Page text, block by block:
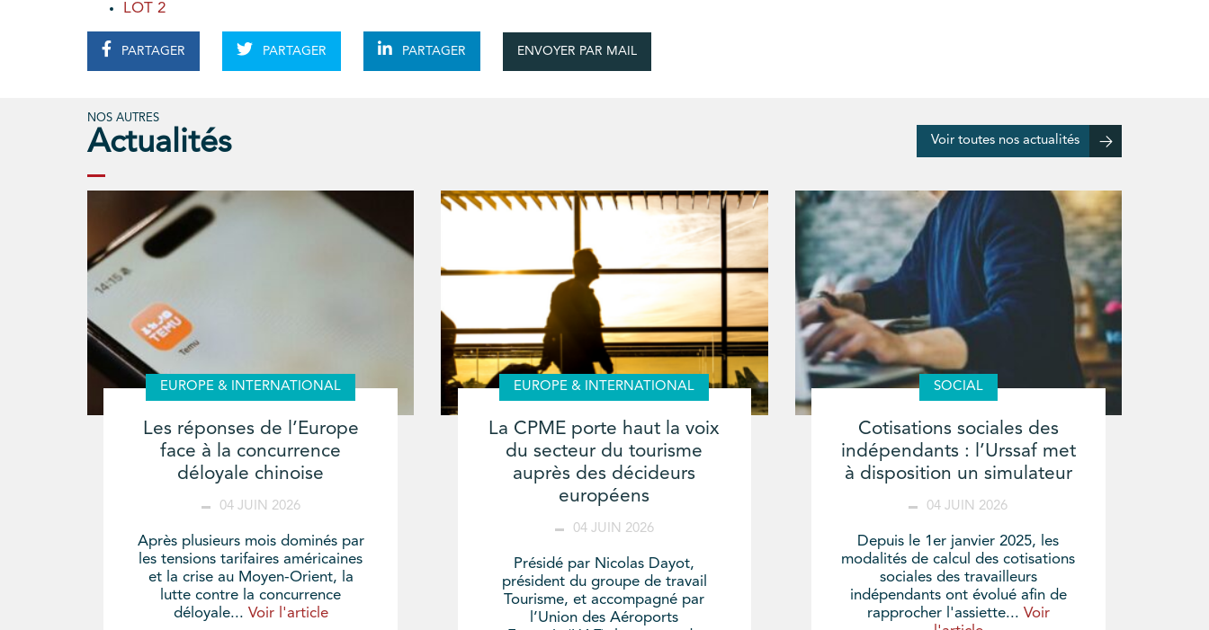
LOT 2
PARTAGER PARTAGER PARTAGER ENVOYER PAR MAIL
NOS AUTRES
Actualités Voir toutes nos actualités
EUROPE & INTERNATIONAL
Les réponses de l’Europe
face à la concurrence
déloyale chinoise
04 JUIN 2026
Après plusieurs mois dominés par
les tensions tarifaires américaines
et la crise au Moyen-Orient, la
lutte contre la concurrence
déloyale... Voir l'article
EUROPE & INTERNATIONAL
La CPME porte haut la voix
du secteur du tourisme
auprès des décideurs
européens
04 JUIN 2026
Présidé par Nicolas Dayot,
président du groupe de travail
Tourisme, et accompagné par
l’Union des Aéroports
SOCIAL
Cotisations sociales des
indépendants : l’Urssaf met
à disposition un simulateur
04 JUIN 2026
Depuis le 1er janvier 2025, les
modalités de calcul des cotisations
sociales des travailleurs
indépendants ont évolué afin de
rapprocher l'assiette... Voir